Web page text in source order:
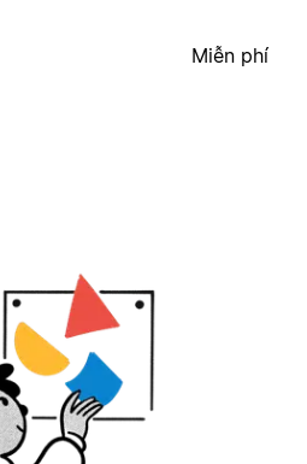
Miễn phí